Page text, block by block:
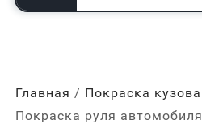
Главная
Покраска кузова
Покраска руля автомобиля